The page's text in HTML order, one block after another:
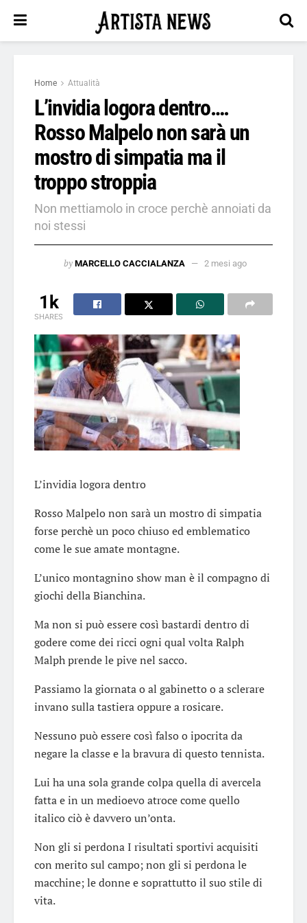
Home Attualità
L’invidia logora dentro….
Rosso Malpelo non sarà un
mostro di simpatia ma il
troppo stroppia
Non mettiamolo in croce perchè annoiati da
noi stessi
by MARCELLO CACCIALANZA 2 mesi ago
1k
SHARES
L’invidia logora dentro
Rosso Malpelo non sarà un mostro di simpatia
forse perchè un poco chiuso ed emblematico
come le sue amate montagne.
L’unico montagnino show man è il compagno di
giochi della Bianchina.
Ma non si può essere così bastardi dentro di
godere come dei ricci ogni qual volta Ralph
Malph prende le pive nel sacco.
Passiamo la giornata o al gabinetto o a sclerare
invano sulla tastiera oppure a rosicare.
Nessuno può essere così falso o ipocrita da
negare la classe e la bravura di questo tennista.
Lui ha una sola grande colpa quella di avercela
fatta e in un medioevo atroce come quello
italico ciò è davvero un’onta.
Non gli si perdona I risultati sportivi acquisiti
con merito sul campo; non gli si perdona le
macchine; le donne e soprattutto il suo stile di
vita.